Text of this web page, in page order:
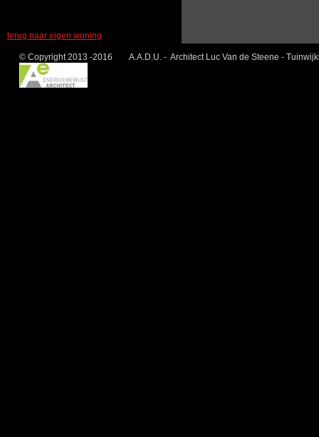
terug naar eigen woning
© Copyright 2013 -2016 A.A.D.U. - Architect Luc Van de Steene -